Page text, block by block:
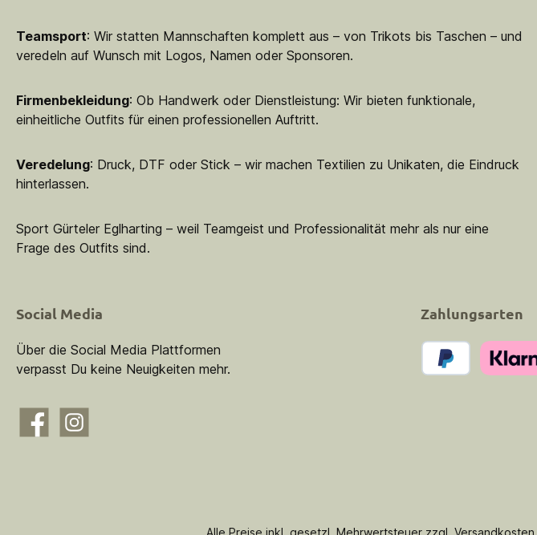
Teamsport: Wir statten Mannschaften komplett aus – von Trikots bis Taschen – und
veredeln auf Wunsch mit Logos, Namen oder Sponsoren.
Firmenbekleidung: Ob Handwerk oder Dienstleistung: Wir bieten funktionale,
einheitliche Outfits für einen professionellen Auftritt.
Veredelung: Druck, DTF oder Stick – wir machen Textilien zu Unikaten, die Eindruck
hinterlassen.
Sport Gürteler Eglharting – weil Teamgeist und Professionalität mehr als nur eine
Frage des Outfits sind.
Social Media
Über die Social Media Plattformen
verpasst Du keine Neuigkeiten mehr.
FacebookInstagram
Zahlungsarten
Alle Preise inkl. gesetzl. Mehrwertsteuer zzgl. Versandkosten